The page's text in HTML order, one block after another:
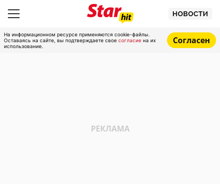
НОВОСТИ
На информационном ресурсе применяются cookie-файлы.
Оставаясь на сайте, вы подтверждаете свое согласие на их
использование.
Согласен